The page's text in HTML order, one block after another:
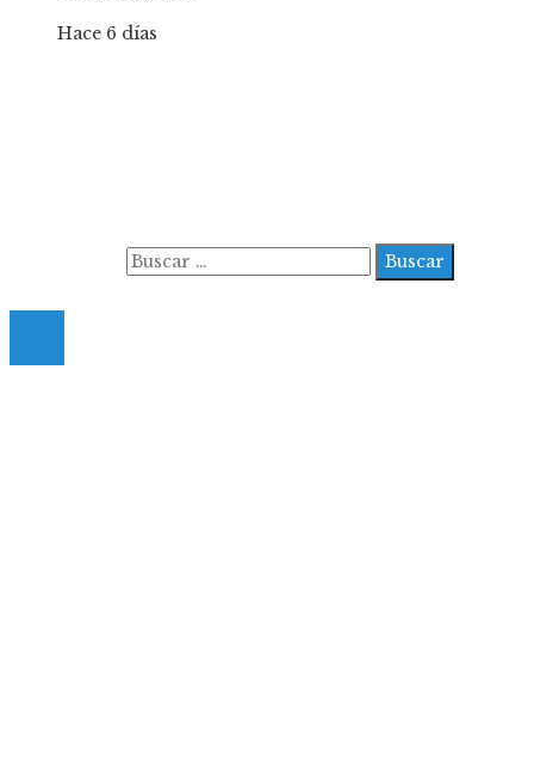
Hace 6 días